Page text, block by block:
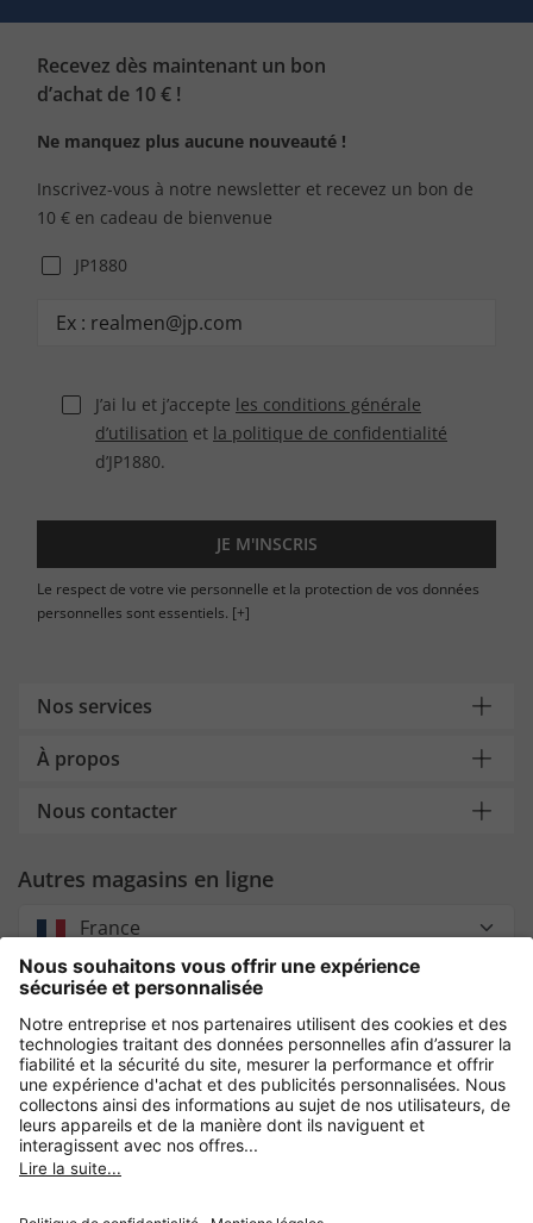
Recevez dès maintenant un bon
d’achat de 10 € !
Ne manquez plus aucune nouveauté !
Inscrivez-vous à notre newsletter et recevez un bon de
10 € en cadeau de bienvenue
JP1880
J’ai lu et j’accepte les conditions générale
d’utilisation et la politique de confidentialité
d’JP1880.
JE M'INSCRIS
Le respect de votre vie personnelle et la protection de vos données
personnelles sont essentiels. [+]
Nos services
À propos
Nous contacter
Autres magasins en ligne
France
Payment and Delivery
Paiement sécurisé avec